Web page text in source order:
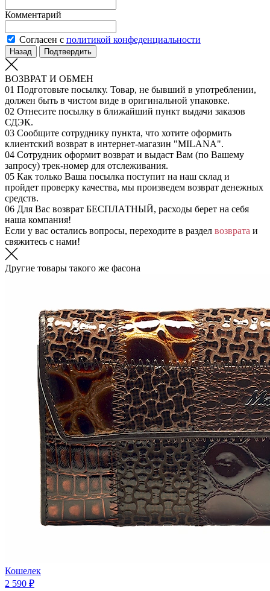
Комментарий
Согласен с политикой конфеденциальности
Назад Подтвердить
ВОЗВРАТ И ОБМЕН
01 Подготовьте посылку. Товар, не бывший в употреблении,
должен быть в чистом виде в оригинальной упаковке.
02 Отнесите посылку в ближайший пункт выдачи заказов
СДЭК.
03 Сообщите сотруднику пункта, что хотите оформить
клиентский возврат в интернет-магазин "MILANA".
04 Сотрудник оформит возврат и выдаст Вам (по Вашему
запросу) трек-номер для отслеживания.
05 Как только Ваша посылка поступит на наш склад и
пройдет проверку качества, мы произведем возврат денежных
средств.
06 Для Вас возврат БЕСПЛАТНЫЙ, расходы берет на себя
наша компания!
Если у вас остались вопросы, переходите в раздел возврата и
свяжитесь с нами!
Другие товары такого же фасона
Кошелек
2 590 ₽